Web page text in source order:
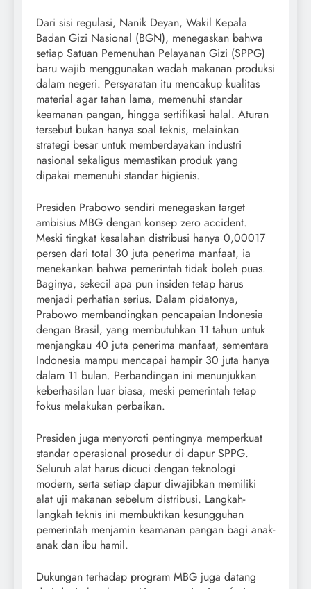
Dari sisi regulasi, Nanik Deyan, Wakil Kepala
Badan Gizi Nasional (BGN), menegaskan bahwa
setiap Satuan Pemenuhan Pelayanan Gizi (SPPG)
baru wajib menggunakan wadah makanan produksi
dalam negeri. Persyaratan itu mencakup kualitas
material agar tahan lama, memenuhi standar
keamanan pangan, hingga sertifikasi halal. Aturan
tersebut bukan hanya soal teknis, melainkan
strategi besar untuk memberdayakan industri
nasional sekaligus memastikan produk yang
dipakai memenuhi standar higienis.
Presiden Prabowo sendiri menegaskan target
ambisius MBG dengan konsep zero accident.
Meski tingkat kesalahan distribusi hanya 0,00017
persen dari total 30 juta penerima manfaat, ia
menekankan bahwa pemerintah tidak boleh puas.
Baginya, sekecil apa pun insiden tetap harus
menjadi perhatian serius. Dalam pidatonya,
Prabowo membandingkan pencapaian Indonesia
dengan Brasil, yang membutuhkan 11 tahun untuk
menjangkau 40 juta penerima manfaat, sementara
Indonesia mampu mencapai hampir 30 juta hanya
dalam 11 bulan. Perbandingan ini menunjukkan
keberhasilan luar biasa, meski pemerintah tetap
fokus melakukan perbaikan.
Presiden juga menyoroti pentingnya memperkuat
standar operasional prosedur di dapur SPPG.
Seluruh alat harus dicuci dengan teknologi
modern, serta setiap dapur diwajibkan memiliki
alat uji makanan sebelum distribusi. Langkah-
langkah teknis ini membuktikan kesungguhan
pemerintah menjamin keamanan pangan bagi anak-
anak dan ibu hamil.
Dukungan terhadap program MBG juga datang